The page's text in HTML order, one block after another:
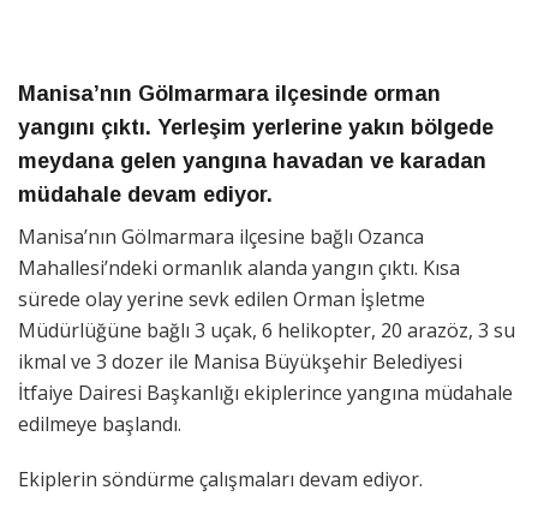
Manisa’nın Gölmarmara ilçesinde orman
yangını çıktı. Yerleşim yerlerine yakın bölgede
meydana gelen yangına havadan ve karadan
müdahale devam ediyor.
Manisa’nın Gölmarmara ilçesine bağlı Ozanca
Mahallesi’ndeki ormanlık alanda yangın çıktı. Kısa
sürede olay yerine sevk edilen Orman İşletme
Müdürlüğüne bağlı 3 uçak, 6 helikopter, 20 arazöz, 3 su
ikmal ve 3 dozer ile Manisa Büyükşehir Belediyesi
İtfaiye Dairesi Başkanlığı ekiplerince yangına müdahale
edilmeye başlandı.
Ekiplerin söndürme çalışmaları devam ediyor.